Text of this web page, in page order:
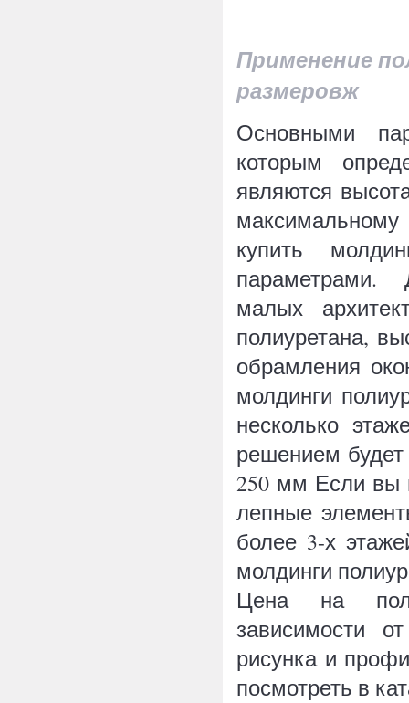
Применение
размеровж
Основными
которым
являются
купить
параметрами.
малых
полиуретана,
обрамления
молдинги
несколько
решением будет
250 мм Если вы
лепные
более 3-х
молдинги
Цена на
зависимости
рисунка и
посмотреть в